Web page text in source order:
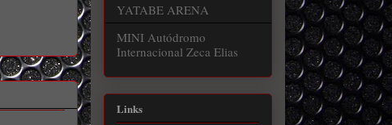
YATABE ARENA
MINI Autódromo
Internacional Zeca Elias
Links